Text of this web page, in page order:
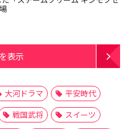
表示
大河ドラマ
平安時代
戦国武将
スイーツ